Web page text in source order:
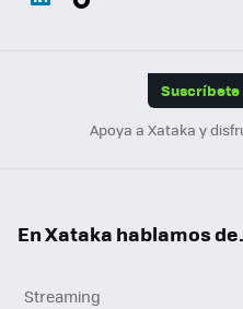
Suscríbete
Apoya a Xataka y
En Xataka hablamos
Streaming